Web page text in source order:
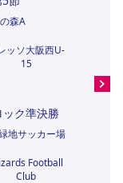
森A
ッソ大阪西U-
15
ック準決勝
地サッカー場
Football
Club